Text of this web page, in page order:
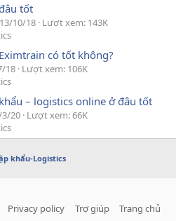
tốt
13/10/18 Lượt xem: 143K
có tốt không?
18 Lượt xem: 106K
– logistics online ở đâu tốt
20 Lượt xem: 66K
khẩu-Logistics
Privacy policy Trợ giúp Trang chủ